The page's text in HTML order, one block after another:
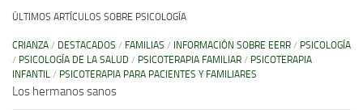
ÚLTIMOS ARTÍCULOS SOBRE PSICOLOGÍA
CRIANZA / DESTACADOS / FAMILIAS / INFORMACIÓN SOBRE EERR / PSICOLOGÍA
/ PSICOLOGÍA DE LA SALUD / PSICOTERAPIA FAMILIAR / PSICOTERAPIA
INFANTIL / PSICOTERAPIA PARA PACIENTES Y FAMILIARES
Los hermanos sanos